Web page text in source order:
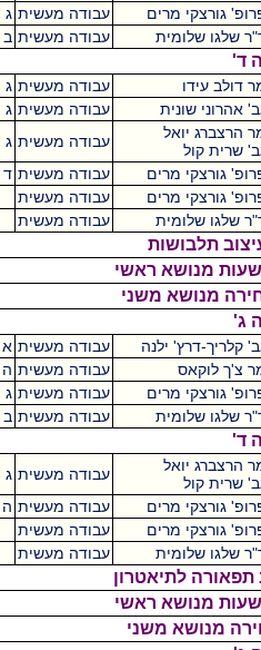
עבודה מעשית ג 16:00
עבודה מעשית ב 18:00
עבודה מעשית ג 14:00
עבודה מעשית ג 17:00
עבודה מעשית ג 11:00
עבודה מעשית ד 14:00
עבודה מעשית
עבודה מעשית
עבודה מעשית א 16:00
עבודה מעשית ה 14:00
עבודה מעשית ג 16:00
עבודה מעשית ב 18:00
עבודה מעשית ג 11:00
עבודה מעשית ה 14:00
עבודה מעשית
עבודה מעשית